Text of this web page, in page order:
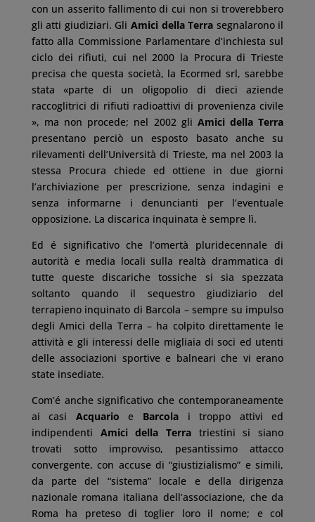
con un asserito fallimento di cui non si troverebbero
gli atti giudiziari. Gli Amici della Terra segnalarono il
fatto alla Commissione Parlamentare d’inchiesta sul
ciclo dei rifiuti, cui nel 2000 la Procura di Trieste
precisa che questa società, la Ecormed srl, sarebbe
stata «parte di un oligopolio di dieci aziende
raccoglitrici di rifiuti radioattivi di provenienza civile
», ma non procede; nel 2002 gli Amici della Terra
presentano perciò un esposto basato anche su
rilevamenti dell’Università di Trieste, ma nel 2003 la
stessa Procura chiede ed ottiene in due giorni
l’archiviazione per prescrizione, senza indagini e
senza informarne i denuncianti per l’eventuale
opposizione. La discarica inquinata è sempre lì.
Ed é significativo che l’omertà pluridecennale di
autorità e media locali sulla realtà drammatica di
tutte queste discariche tossiche si sia spezzata
soltanto quando il sequestro giudiziario del
terrapieno inquinato di Barcola – sempre su impulso
degli Amici della Terra – ha colpito direttamente le
attività e gli interessi delle migliaia di soci ed utenti
delle associazioni sportive e balneari che vi erano
state insediate.
Com’é anche significativo che contemporaneamente
ai casi Acquario e Barcola i troppo attivi ed
indipendenti Amici della Terra triestini si siano
trovati sotto improvviso, pesantissimo attacco
convergente, con accuse di “giustizialismo” e simili,
da parte del “sistema” locale e della dirigenza
nazionale romana italiana dell’associazione, che da
Roma ha preteso di toglier loro il nome; e col